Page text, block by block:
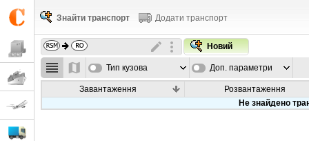
Знайти транспорт Додати транспорт
Новий
Тип кузова Доп. параметри
Завантаження
Розвантаження
Не знайдено